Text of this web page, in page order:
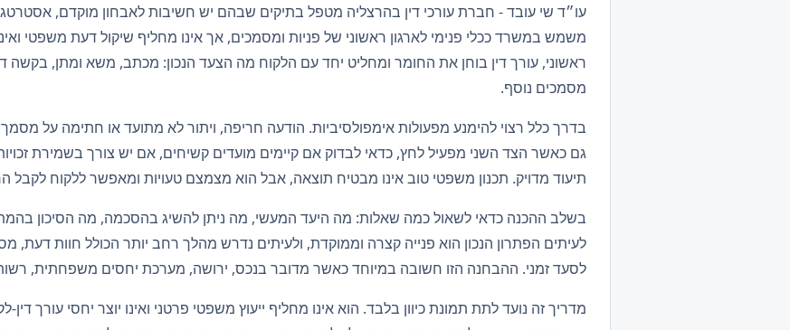
משמש במשרד ככלי פנימי לארגון ראשוני של פניות ומסמכים, אך אינו מחליף שיקול דעת משפטי
ראשוני, עורך דין בוחן את החומר ומחליט יחד עם הלקוח מה הצעד הנכון: מכתב, משא ומתן, בקשה
מסמכים נוסף.
בדרך כלל רצוי להימנע מפעולות אימפולסיביות. הודעה חריפה, ויתור לא מתועד או חתימה על
גם כאשר הצד השני מפעיל לחץ, כדאי לבדוק אם קיימים מועדים קשיחים, אם יש צורך בשמירת
תיעוד מדויק. תכנון משפטי טוב אינו מבטיח תוצאה, אבל הוא מצמצם טעויות ומאפשר ללקוח לקבל
בשלב ההכנה כדאי לשאול כמה שאלות: מה היעד המעשי, מה ניתן להשיג בהסכמה, מה הסיכון
לעיתים הפתרון הנכון הוא פנייה קצרה וממוקדת, ולעיתים נדרש מהלך רחב יותר הכולל חוות
לסעד זמני. ההבחנה הזו חשובה במיוחד כאשר מדובר בנכס, ירושה, מערכת יחסים משפחתית, רשות
מדריך זה נועד לתת תמונת כיוון בלבד. הוא אינו מחליף ייעוץ משפטי פרטני ואינו יוצר יחסי עורך